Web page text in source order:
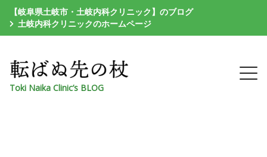
【岐阜県土岐市・土岐内科クリニック】のブログ
土岐内科クリニックのホームページ
Toki Naika Clinic’s BLOG